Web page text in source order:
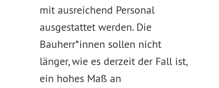
mit ausreichend Personal
ausgestattet werden. Die
Bauherr*innen sollen nicht
länger, wie es derzeit der Fall ist,
ein hohes Maß an